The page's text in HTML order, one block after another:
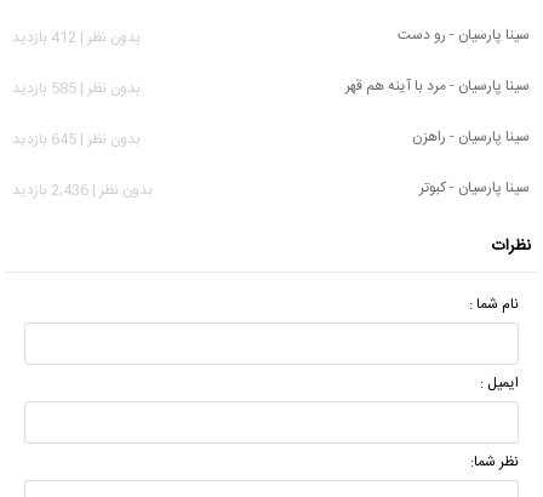
سینا پارسیان - رو دست
بدون نظر | 412 بازدید
سینا پارسیان - مرد‌ با‌ آینه هم قهر
بدون نظر | 585 بازدید
سینا پارسیان - راهزن
بدون نظر | 645 بازدید
سینا پارسیان - کبوتر
بدون نظر | 2,436 بازدید
نظرات
نام شما :
ایمیل :
نظر شما: